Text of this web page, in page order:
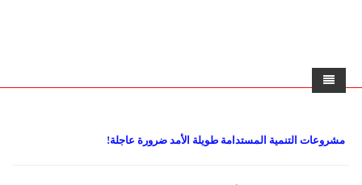
مشروعات التنمية المستدامة طويلة الأمد ضرورة عاجلة!